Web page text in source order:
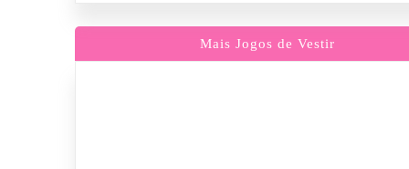
Mais Jogos de Vestir